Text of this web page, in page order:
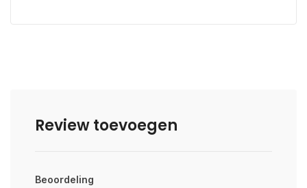
Review toevoegen
Beoordeling